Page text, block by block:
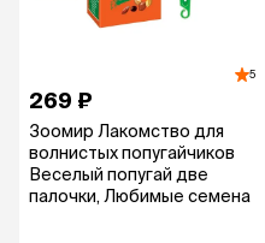
5
269 ₽
Зоомир Лакомство для
волнистых попугайчиков
Веселый попугай две
палочки, Любимые семена